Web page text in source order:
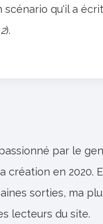
qu'il a
).
par le
création en 2020.
sorties, ma
lecteurs du site.